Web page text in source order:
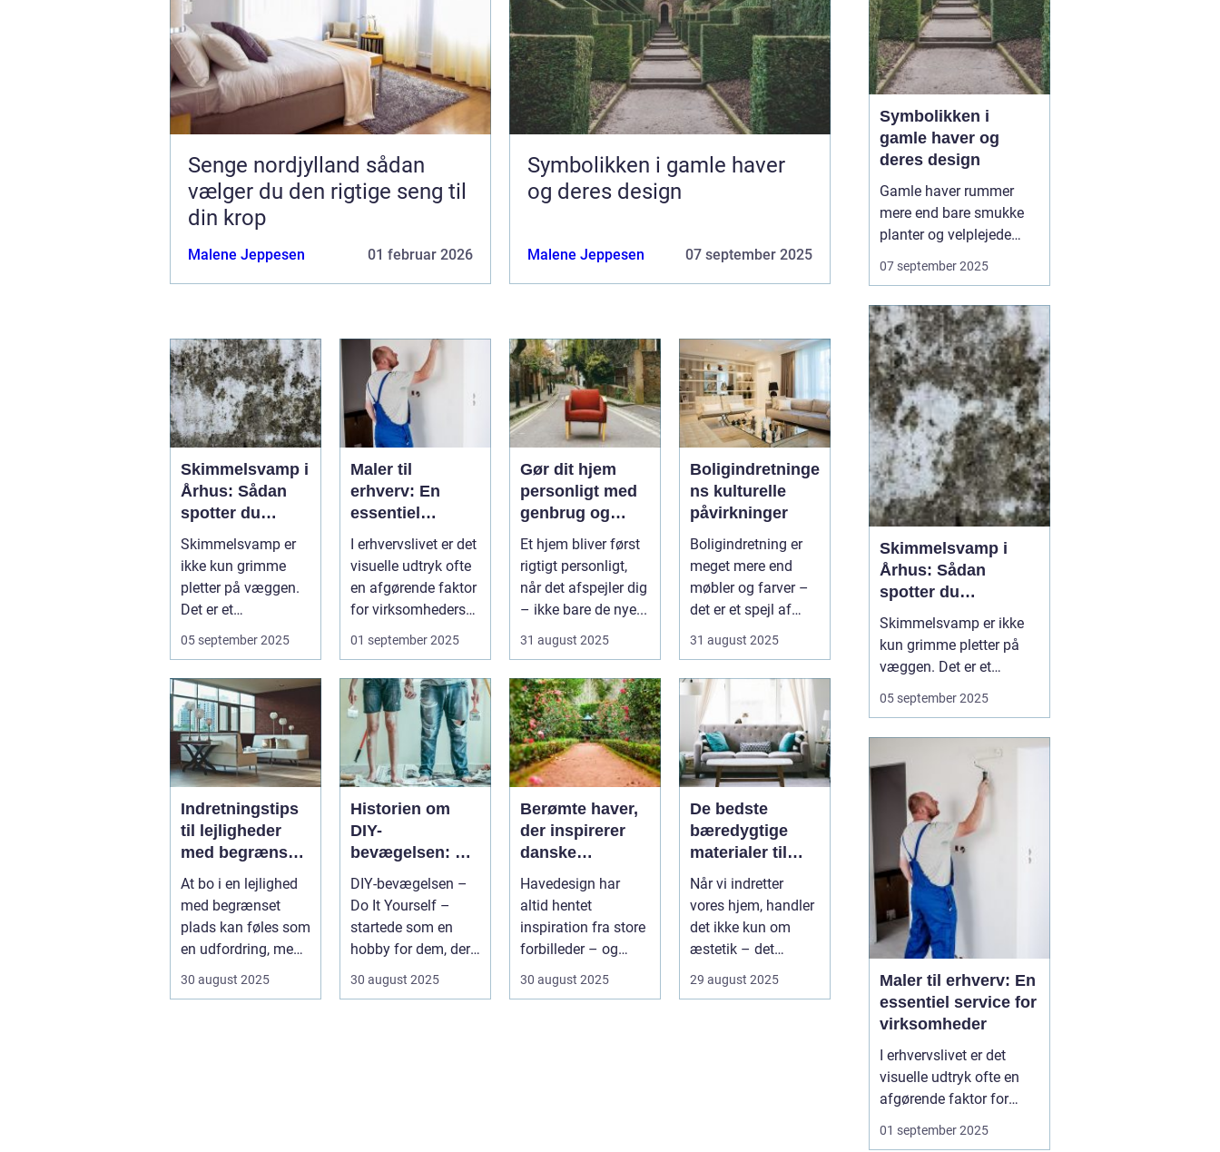
Senge nordjylland sådan
vælger du den rigtige seng til
din krop
Malene Jeppesen 01 februar 2026
Symbolikken i gamle haver
og deres design
Malene Jeppesen 07 september 2025
Skimmelsvamp i
Århus: Sådan
spotter du
problemet
Skimmelsvamp er
ikke kun grimme
pletter på væggen.
Det er et
sundhedsproblem,
der ofte s...
05 september 2025
Maler til
erhverv: En
essentiel
service for
virksomheder
I erhvervslivet er det
visuelle udtryk ofte
en afgørende faktor
for virksomheders
succes. En ...
01 september 2025
Gør dit hjem
personligt med
genbrug og
vintage
Et hjem bliver først
rigtigt personligt,
når det afspejler dig
– ikke bare de nye...
31 august 2025
Boligindretninge
ns kulturelle
påvirkninger
Boligindretning er
meget mere end
møbler og farver –
det er et spejl af
31 august 2025
Indretningstips
til lejligheder
med begrænset
plads
At bo i en lejlighed
med begrænset
plads kan føles som
en udfordring, men
30 august 2025
Historien om
DIY-
bevægelsen: Fra
hobby til livsstil
DIY-bevægelsen –
Do It Yourself –
startede som en
hobby for dem, der
30 august 2025
Berømte haver,
der inspirerer
danske
havedesigns
Havedesign har
altid hentet
inspiration fra store
forbilleder – og
vi kende...
30 august 2025
De bedste
bæredygtige
materialer til
boligindretning
Når vi indretter
vores hjem, handler
det ikke kun om
æstetik – det
29 august 2025
Symbolikken i
gamle haver og
deres design
Gamle haver rummer
mere end bare smukke
planter og velplejede
stier – de er fyldt med
symbolik og fortællinger,
kultur og tidsånd. Hvert
træ, hver sten og hver
dam er ofte placeret med
en mening, der r...
07 september 2025
Skimmelsvamp i
Århus: Sådan
spotter du
problemet
Skimmelsvamp er ikke
kun grimme pletter på
væggen. Det er et
sundhedsproblem, der
ofte skyldes fugt,
ventilation. I Århus
spiller kystnært klima,
ældre ejendomme og
tætte renoveri...
05 september 2025
Maler til erhverv: En
essentiel service for
virksomheder
I erhvervslivet er det
visuelle udtryk ofte en
afgørende faktor for
virksomheders succes.
En flot og velholdt
01 september 2025